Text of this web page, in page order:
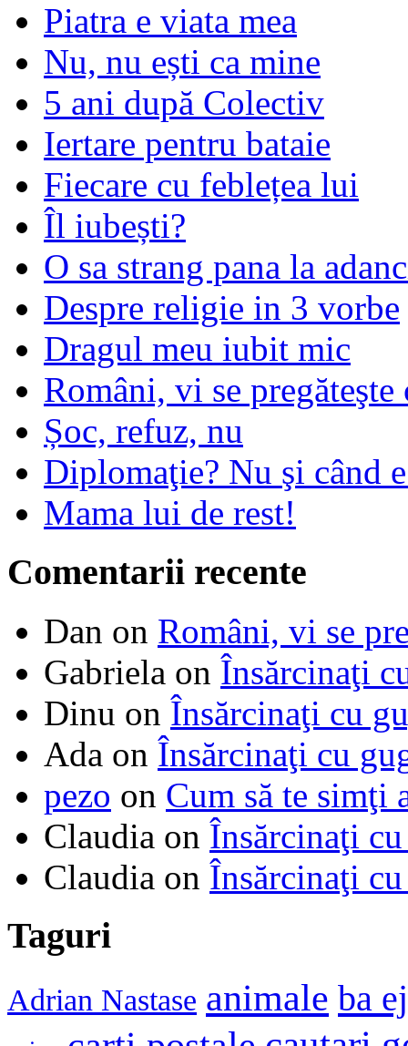
Piatra e viata mea
Nu, nu ești ca mine
5 ani după Colectiv
Iertare pentru bataie
Fiecare cu feblețea lui
Îl iubești?
O sa strang pana la
Despre religie in 3 vorbe
Dragul meu iubit mic
Români, vi se pregăteşte
Șoc, refuz, nu
Diplomaţie? Nu şi când
Mama lui de rest!
Comentarii recente
Dan on Români, vi se
Gabriela on Însărcinaţi
Dinu on Însărcinaţi cu
Ada on Însărcinaţi cu
pezo on Cum să te simţi
Claudia on Însărcinaţi
Claudia on Însărcinaţi
Taguri
Adrian Nastase animale ba